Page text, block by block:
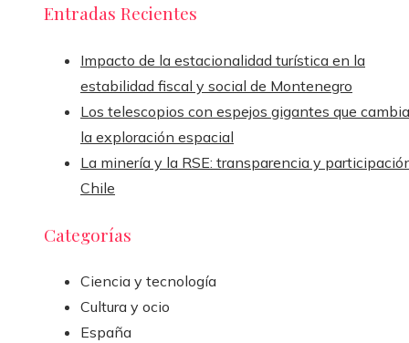
Entradas Recientes
Impacto de la estacionalidad turística en la
estabilidad fiscal y social de Montenegro
Los telescopios con espejos gigantes que
la exploración espacial
La minería y la RSE: transparencia y
Chile
Categorías
Ciencia y tecnología
Cultura y ocio
España